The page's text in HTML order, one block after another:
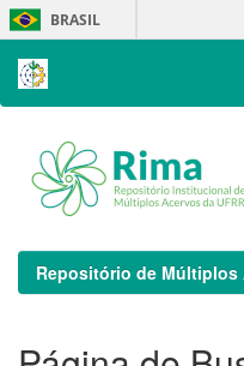
Skip
navigation
BRASIL
Repositório de Múltiplos